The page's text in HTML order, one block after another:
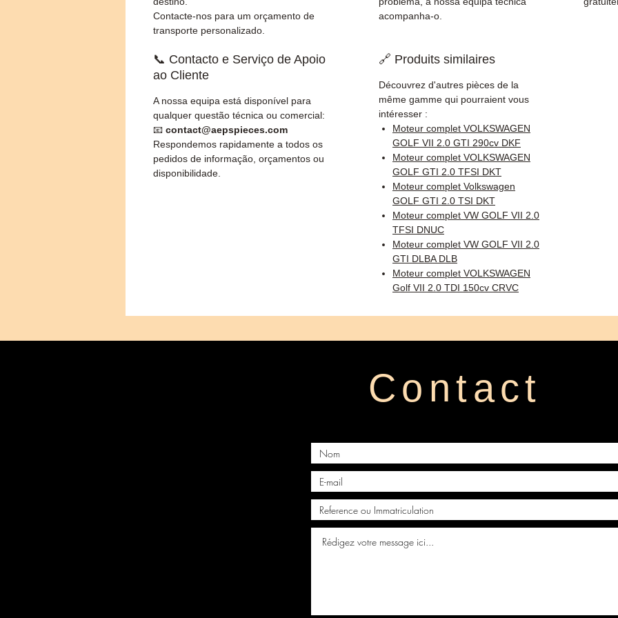
Contacte-nos para um orçamento de
transporte personalizado.
acompanha-o.
📞 Contacto e Serviço de Apoio
ao Cliente
A nossa equipa está disponível para
qualquer questão técnica ou comercial:
📧 contact@aepspieces.com
Respondemos rapidamente a todos os
pedidos de informação, orçamentos ou
disponibilidade.
🔗 Produits similaires
Découvrez d'autres pièces de la
même gamme qui pourraient vous
intéresser :
Moteur complet VOLKSWAGEN
GOLF VII 2.0 GTI 290cv DKF
Moteur complet VOLKSWAGEN
GOLF GTI 2.0 TFSI DKT
Moteur complet Volkswagen
GOLF GTI 2.0 TSI DKT
Moteur complet VW GOLF VII 2.0
TFSI DNUC
Moteur complet VW GOLF VII 2.0
GTI DLBA DLB
Moteur complet VOLKSWAGEN
Golf VII 2.0 TDI 150cv CRVC
Contact